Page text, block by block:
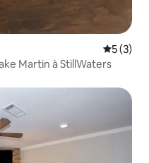
5 (3)
Martin à StillWaters
appréciés